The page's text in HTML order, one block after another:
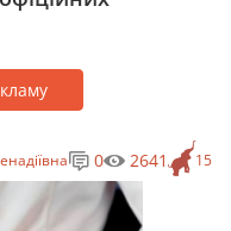
15
0 2641